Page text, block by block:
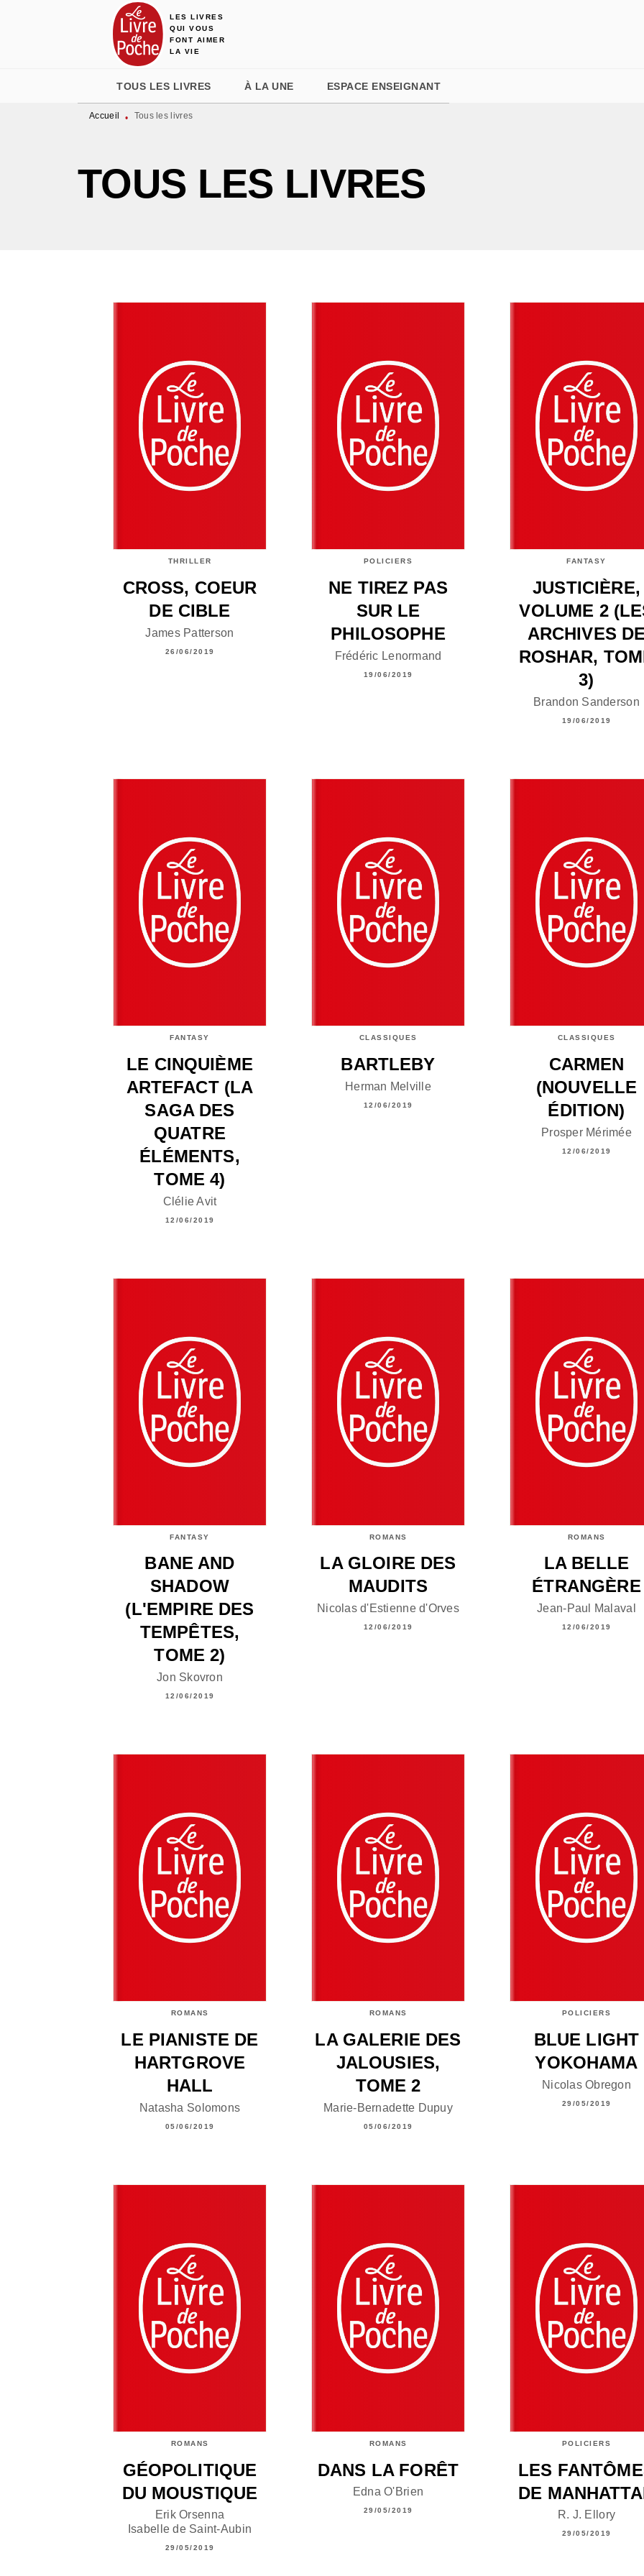
MENU RECHERCHE
LES LIVRES
QUI VOUS
FONT AIMER
LA VIE
TOUS LES LIVRES À LA UNE ESPACE ENSEIGNANT
Accueil • Tous les livres
TOUS LES LIVRES
THRILLER
CROSS, COEUR
DE CIBLE
James Patterson
26/06/2019
POLICIERS
NE TIREZ PAS
SUR LE
PHILOSOPHE
Frédéric Lenormand
19/06/2019
FANTASY
JUSTICIÈRE,
VOLUME 2
ARCHIVES DE
ROSHAR,
3)
Brandon Sanderson
19/06/2019
FANTASY
LE CINQUIÈME
ARTEFACT (LA
SAGA DES
QUATRE
ÉLÉMENTS,
TOME 4)
Clélie Avit
12/06/2019
CLASSIQUES
BARTLEBY
Herman Melville
12/06/2019
CLASSIQUES
CARMEN
(NOUVELLE
ÉDITION)
Prosper Mérimée
12/06/2019
FANTASY
BANE AND
SHADOW
(L'EMPIRE DES
TEMPÊTES,
TOME 2)
Jon Skovron
12/06/2019
ROMANS
LA GLOIRE DES
MAUDITS
Nicolas d'Estienne d'Orves
12/06/2019
ROMANS
LA BELLE
ÉTRANGÈRE
Jean-Paul Malaval
12/06/2019
ROMANS
LE PIANISTE DE
HARTGROVE
HALL
Natasha Solomons
05/06/2019
ROMANS
LA GALERIE DES
JALOUSIES,
TOME 2
Marie-Bernadette Dupuy
05/06/2019
POLICIERS
BLUE LIGHT
YOKOHAMA
Nicolas Obregon
29/05/2019
ROMANS
GÉOPOLITIQUE
DU MOUSTIQUE
Erik Orsenna
Isabelle de Saint-Aubin
29/05/2019
ROMANS
DANS LA FORÊT
Edna O'Brien
29/05/2019
POLICIERS
LES
DE
R. J. Ellory
29/05/2019